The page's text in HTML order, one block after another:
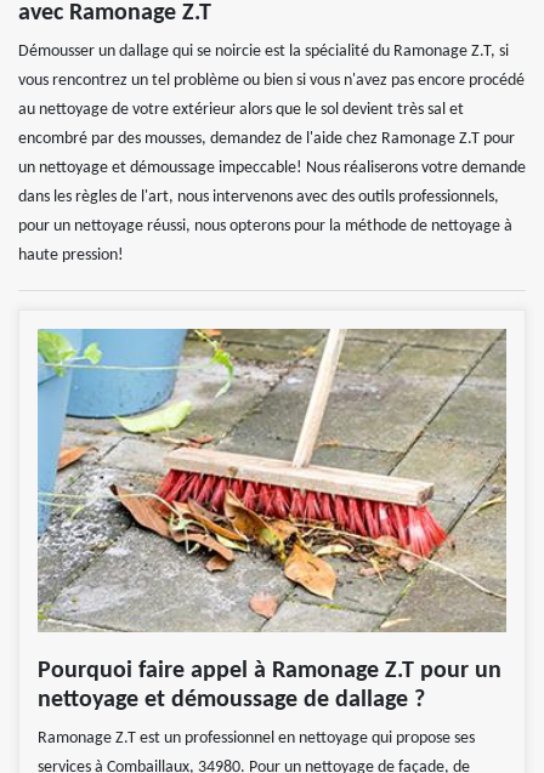
avec Ramonage Z.T
Démousser un dallage qui se noircie est la spécialité du Ramonage Z.T, si
vous rencontrez un tel problème ou bien si vous n'avez pas encore procédé
au nettoyage de votre extérieur alors que le sol devient très sal et
encombré par des mousses, demandez de l'aide chez Ramonage Z.T pour
un nettoyage et démoussage impeccable! Nous réaliserons votre demande
dans les règles de l'art, nous intervenons avec des outils professionnels,
pour un nettoyage réussi, nous opterons pour la méthode de nettoyage à
haute pression!
Pourquoi faire appel à Ramonage Z.T pour un
nettoyage et démoussage de dallage ?
Ramonage Z.T est un professionnel en nettoyage qui propose ses
services à Combaillaux, 34980. Pour un nettoyage de façade, de